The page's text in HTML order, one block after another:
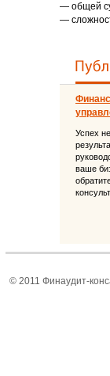
— общей
—
Успех
ваше
© 2011 Финаудит-